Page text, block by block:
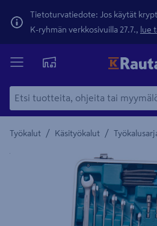
Tietoturvatiedote: Jos käytät
K-ryhmän verkkosivuilla 27.7., lue
Työkalut / Käsityökalut /
Yksityiskohtainen kuvaus löytyy